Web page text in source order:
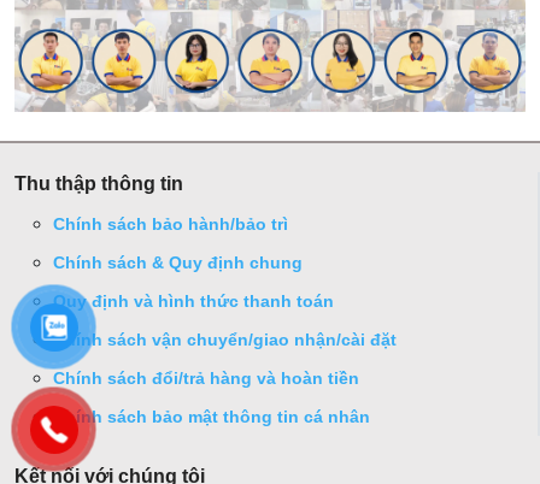
Thu thập thông tin
Chính sách bảo hành/bảo trì
Chính sách & Quy định chung
Quy định và hình thức thanh toán
Chính sách vận chuyển/giao nhận/cài đặt
Chính sách đổi/trả hàng và hoàn tiền
Chính sách bảo mật thông tin cá nhân
Kết nối với chúng tôi